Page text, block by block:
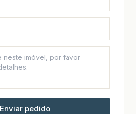
Enviar pedido